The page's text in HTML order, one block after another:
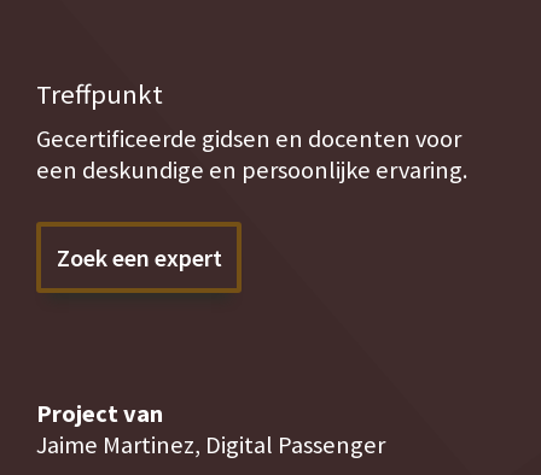
Treffpunkt
Gecertificeerde gidsen en docenten voor
een deskundige en persoonlijke ervaring.
Zoek een expert
Project van
Jaime Martinez, Digital Passenger